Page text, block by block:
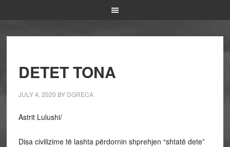
DETET TONA
JULY 4, 2020 BY DGRECA
Astrit Lulushi/
Disa civilizime të lashta përdornin shprehjen “shtatë dete”